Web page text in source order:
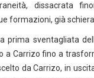
dissacrata
formazioni, già
prima sventagliata
a Carrizo fino a
da Carrizo, in